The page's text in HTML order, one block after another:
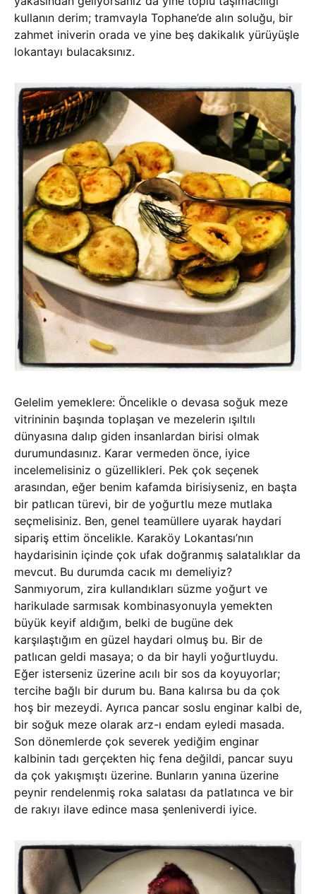
kullanın derim; tramvayla Tophane’de alın soluğu, bir
zahmet iniverin orada ve yine beş dakikalık yürüyüşle
lokantayı bulacaksınız.
Gelelim yemeklere: Öncelikle o devasa soğuk meze
vitrininin başında toplaşan ve mezelerin ışıltılı
dünyasına dalıp giden insanlardan birisi olmak
durumundasınız. Karar vermeden önce, iyice
incelemelisiniz o güzellikleri. Pek çok seçenek
arasından, eğer benim kafamda birisiyseniz, en başta
bir patlıcan türevi, bir de yoğurtlu meze mutlaka
seçmelisiniz. Ben, genel teamüllere uyarak haydari
sipariş ettim öncelikle. Karaköy Lokantası’nın
haydarisinin içinde çok ufak doğranmış salatalıklar da
mevcut. Bu durumda cacık mı demeliyiz?
Sanmıyorum, zira kullandıkları süzme yoğurt ve
harikulade sarmısak kombinasyonuyla yemekten
büyük keyif aldığım, belki de bugüne dek
karşılaştığım en güzel haydari olmuş bu. Bir de
patlıcan geldi masaya; o da bir hayli yoğurtluydu.
Eğer isterseniz üzerine acılı bir sos da koyuyorlar;
tercihe bağlı bir durum bu. Bana kalırsa bu da çok
hoş bir mezeydi. Ayrıca pancar soslu enginar kalbi de,
bir soğuk meze olarak arz-ı endam eyledi masada.
Son dönemlerde çok severek yediğim enginar
kalbinin tadı gerçekten hiç fena değildi, pancar suyu
da çok yakışmıştı üzerine. Bunların yanına üzerine
peynir rendelenmiş roka salatası da patlatınca ve bir
de rakıyı ilave edince masa şenleniverdi iyice.